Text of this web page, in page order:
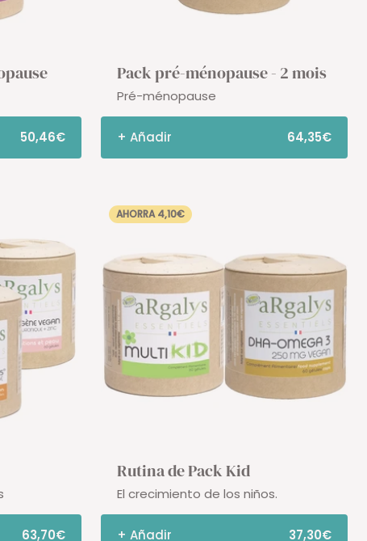
50,46€
Pack pré-ménopause - 2 mois
Pré-ménopause
+ Añadir 64,35€
63,70€
AHORRA 4,10€
Rutina de Pack Kid
El crecimiento de los niños.
+ Añadir 37,30€